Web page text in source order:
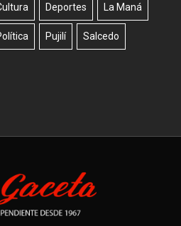
Deportes La Maná
Pujilí Salcedo